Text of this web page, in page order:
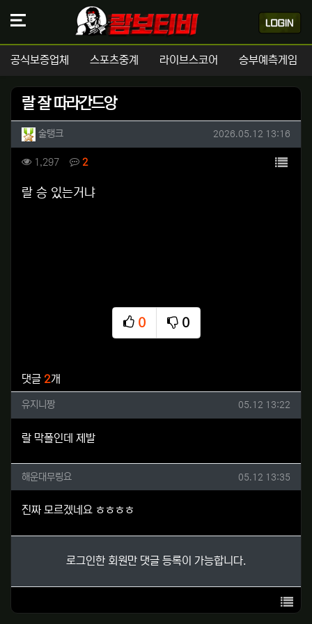
공식보증업체 스포츠중계 라이브스코어 승부예측게임
랄 잘 따라간드앙
작성자 정보
술탱크 작성일
2026.05.12 13:16
컨텐츠 정보
1,297조회 2댓글 목록
본문
랄 승 있는거냐
0
추천
0
비추천
댓글 2개
유지니짱님의 댓글
유지니짱 작성일
05.12 13:22
랄 막폴인데 제발
해운대무링요님의 댓글
해운대무링요 작성일
05.12 13:35
진짜 모르겠네요 ㅎㅎㅎㅎ
로그인한 회원만 댓글 등록이 가능합니다.
목록